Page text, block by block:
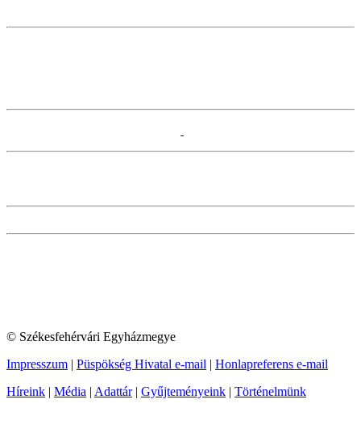
© Székesfehérvári Egyházmegye
Impresszum | Püspökség Hivatal e-mail | Honlapreferens e-mail
Híreink | Média | Adattár| Gyűjteményeink | Történelmünk